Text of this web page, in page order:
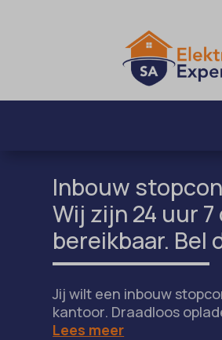
Inbouw
Wij zijn 24 uur
bereikbaar. Bel
Jij wilt een inbouw
kantoor. Draadloos
Lees meer